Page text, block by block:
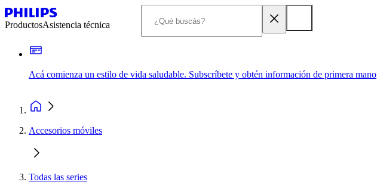
ProductosAsistencia técnica
Acá comienza un estilo de vida saludable. Subscríbete y obtén información de primera mano
Accesorios móviles
Todas las series